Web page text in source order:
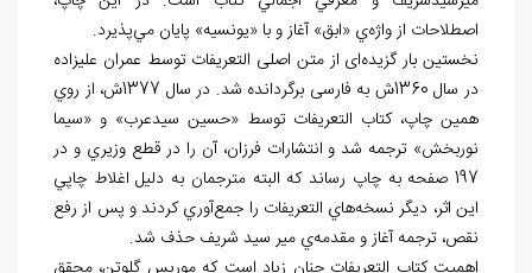
اصطلاحات از واژهي «ابق» آغاز و با «يونسيه» پايان ميپذيرد.
نخستین بار گزیدهای از متن اصلی التعریفات توسط عمران علیزاده
در سال 1360ش به فارسی برگردانده شد. در سال 1377ش، از روي
همين چاپ، كتاب التعريفات توسط «حسين سيدعرب» و «سيما
نوربخش» ترجمه شد و انتشارات فرزان، آن را در قطع وزيري و در
197 صفحه به چاپ رساند كه البته مترجمان به دليل اغلاط چاپي
اين اثر، ديگر نسخه‌هاي التعريفات را جمعآوري كردند و پس از رفع
نقص، ترجمه آغاز و مقدمهي مير سيد شريف حذف شد.